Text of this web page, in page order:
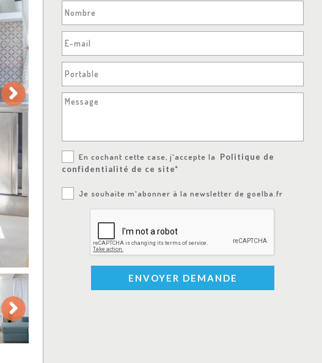
Next
Next
Nombre
E-mail
Portable
Message
En cochant cette case, j'accepte la
Politique de
confidentialité de ce site*
Je souhaite m'abonner à la newsletter de goelba.fr
ENVOYER DEMANDE